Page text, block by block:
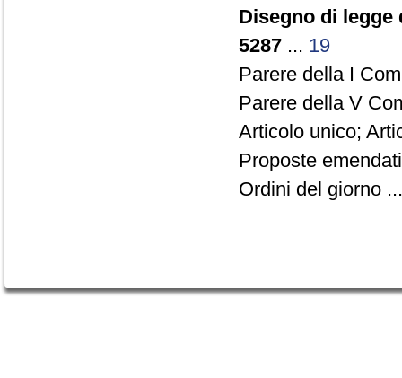
Disegno di
5287 ... 19
Parere della I
Parere della V
Articolo unico;
Proposte
Ordini del giorno